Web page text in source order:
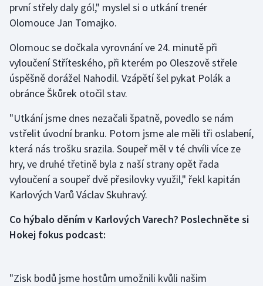
Plavání
Ragby
Rychlobruslení
Rychlostní kanoistika
Short track
Sportovní střelba
Triatlon
první střely daly gól," myslel si o utkání trenér
Olomouce Jan Tomajko.
Olomouc se dočkala vyrovnání ve 24. minutě při
vyloučení Stříteského, při kterém po Oleszově střele
úspěšně dorážel Nahodil. Vzápětí šel pykat Polák a
obránce Škůrek otočil stav.
"Utkání jsme dnes nezačali špatně, povedlo se nám
vstřelit úvodní branku. Potom jsme ale měli tři oslabení,
která nás trošku srazila. Soupeř měl v té chvíli více ze
hry, ve druhé třetině byla z naší strany opět řada
vyloučení a soupeř dvě přesilovky využil," řekl kapitán
Karlových Varů Václav Skuhravý.
Co hýbalo děním v Karlových Varech? Poslechněte si
Hokej fokus podcast:
"Zisk bodů jsme hostům umožnili kvůli našim